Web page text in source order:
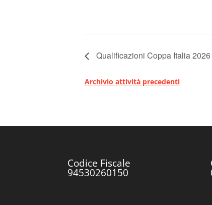
Qualificazioni Coppa Italia 2026
Archivio attività precedenti
Codice Fiscale
94530260150